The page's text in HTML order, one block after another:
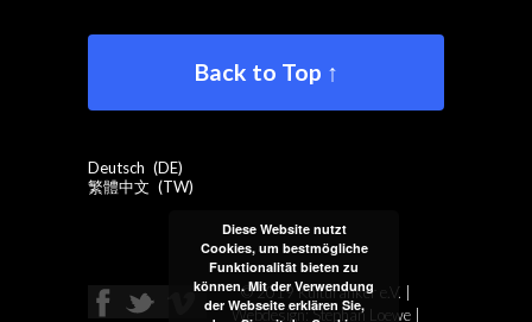
Back to Top ↑
Deutsch
DE
繁體中文
TW
© 2019 Kulturanker e.V. |
Webdesign: Stephan Loewe |
Diese Website nutzt
Cookies, um bestmögliche
Funktionalität bieten zu
können. Mit der Verwendung
der Webseite erklären Sie,